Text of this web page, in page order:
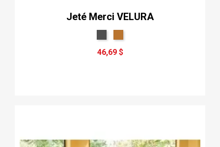
Jeté Merci VELURA
46,69 $